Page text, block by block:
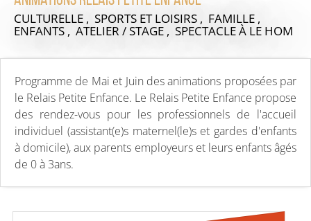
CULTURELLE , SPORTS ET LOISIRS , FAMILLE ,
ENFANTS , ATELIER / STAGE , SPECTACLEÀ LE HOM
Programme de Mai et Juin des animations proposées par
le Relais Petite Enfance. Le Relais Petite Enfance propose
des rendez-vous pour les professionnels de l'accueil
individuel (assistant(e)s maternel(le)s et gardes d'enfants
à domicile), aux parents employeurs et leurs enfants âgés
de 0 à 3ans.